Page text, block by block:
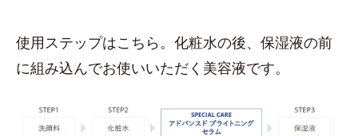
使用ステップはこちら。化粧水の後、保湿液の前
に組み込んでお使いいただく美容液です。